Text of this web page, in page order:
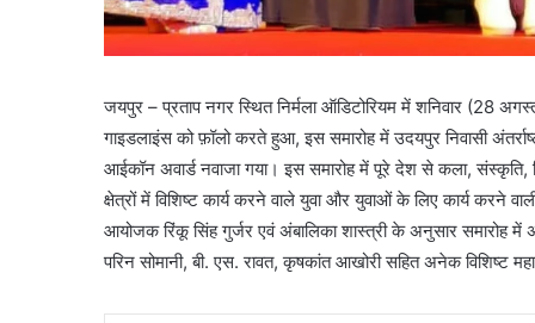
जयपुर – प्रताप नगर स्थित निर्मला ऑडिटोरियम में शनिवार (28
गाइडलाइंस को फ़ॉलो करते हुआ, इस समारोह में उदयपुर निवासी
आईकॉन अवार्ड नवाजा गया। इस समारोह में पूरे देश से कला,
क्षेत्रों में विशिष्ट कार्य करने वाले युवा और युवाओं के लिए कार्य करने
आयोजक रिंकू सिंह गुर्जर एवं अंबालिका शास्त्री के अनुसार समारोह
परिन सोमानी, बी. एस. रावत, कृषकांत आखोरी सहित अनेक विशिष्ट